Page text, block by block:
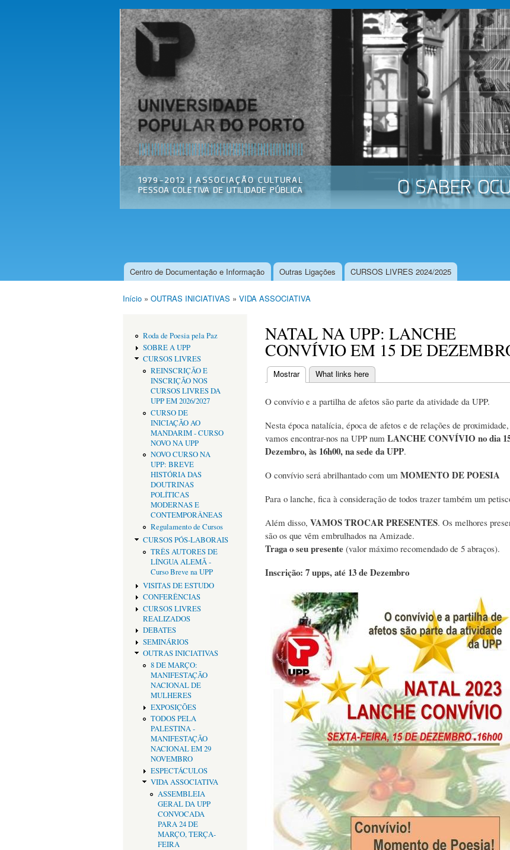
Passar
para o
conteúdo
principal
Universidade
Popular do
Porto
Associação
Cultural
Menu principal
Centro de Documentação e Informação Outras Ligações CURSOS LIVRES 2024/2025
Início » OUTRAS INICIATIVAS » VIDA ASSOCIATIVA
Roda de Poesia pela Paz
SOBRE A UPP
CURSOS LIVRES
REINSCRIÇÃO E
INSCRIÇÃO NOS
CURSOS LIVRES DA
UPP EM 2026/2027
CURSO DE
INICIAÇÃO AO
MANDARIM - CURSO
NOVO NA UPP
NOVO CURSO NA
UPP: BREVE
HISTÓRIA DAS
DOUTRINAS
POLÍTICAS
MODERNAS E
CONTEMPORÂNEAS
Regulamento de Cursos
CURSOS PÓS-LABORAIS
TRÊS AUTORES DE
LÍNGUA ALEMÃ -
Curso Breve na UPP
VISITAS DE ESTUDO
CONFERÊNCIAS
CURSOS LIVRES
REALIZADOS
DEBATES
SEMINÁRIOS
OUTRAS INICIATIVAS
8 DE MARÇO:
MANIFESTAÇÃO
NACIONAL DE
MULHERES
EXPOSIÇÕES
TODOS PELA
PALESTINA -
MANIFESTAÇÃO
NACIONAL EM 29
NOVEMBRO
ESPECTÁCULOS
VIDA ASSOCIATIVA
ASSEMBLEIA
GERAL DA UPP
CONVOCADA
PARA 24 DE
MARÇO, TERÇA-
FEIRA
NATAL NA UPP: LANCHE
CONVÍVIO EM 15 DE
Separadores primários
Mostrar(separador ativo)
What links here
O convívio e a partilha de afetos são parte da atividade da UPP.
Nesta época natalícia, época de afetos e de relações de proximidade,
vamos encontrar-nos na UPP num LANCHE CONVÍVIO no dia
Dezembro, às 16h00, na sede da UPP.
O convívio será abrilhantado com um MOMENTO DE POESIA
Para o lanche, fica à consideração de todos trazer também um
Além disso, VAMOS TROCAR PRESENTES. Os melhores
são os que vêm embrulhados na Amizade.
Traga o seu presente (valor máximo recomendado de 5 abraços).
Inscrição: 7 upps, até 13 de Dezembro